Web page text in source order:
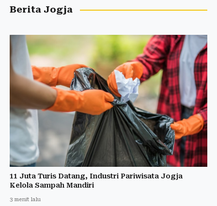
Berita Jogja
11 Juta Turis Datang, Industri Pariwisata Jogja
Kelola Sampah Mandiri
3 menit lalu